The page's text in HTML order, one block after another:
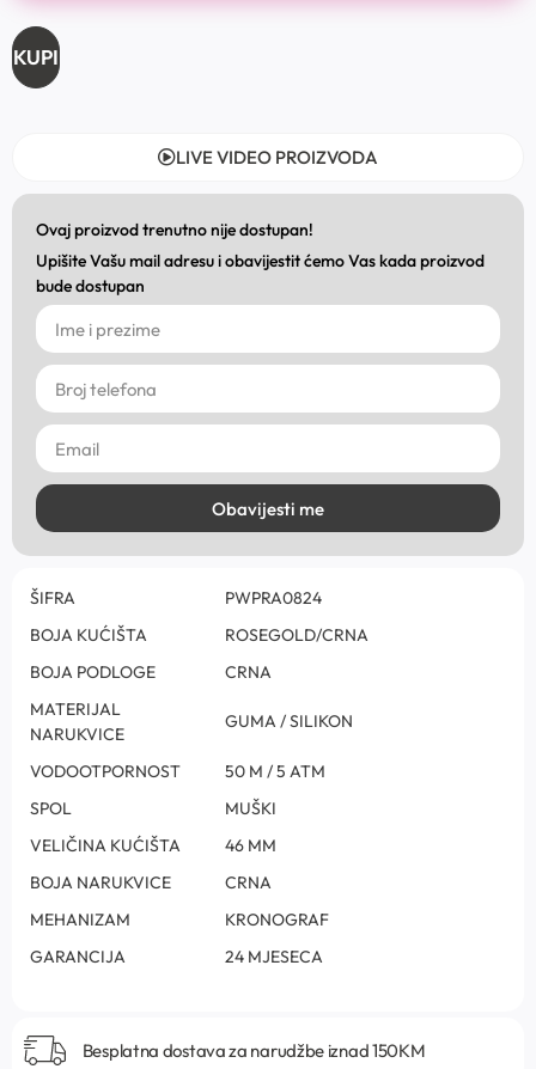
KUPI
LIVE VIDEO PROIZVODA
Ovaj proizvod trenutno nije dostupan!
Upišite Vašu mail adresu i obavijestit ćemo Vas kada proizvod
bude dostupan
Obavijesti me
ŠIFRA
PWPRA0824
BOJA KUĆIŠTA
ROSEGOLD/CRNA
BOJA PODLOGE
CRNA
MATERIJAL
NARUKVICE
GUMA / SILIKON
VODOOTPORNOST
50 M / 5 ATM
SPOL
MUŠKI
VELIČINA KUĆIŠTA
46 MM
BOJA NARUKVICE
CRNA
MEHANIZAM
KRONOGRAF
GARANCIJA
24 MJESECA
Besplatna dostava za narudžbe iznad 150KM